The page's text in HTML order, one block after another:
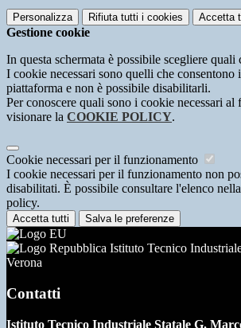
Personalizza Rifiuta tutti i cookies Accetta
Gestione cookie
In questa schermata è possibile scegliere quali
I cookie necessari sono quelli che consentono
piattaforma e non è possibile disabilitarli.
Per conoscere quali sono i cookie necessari al
visionare la COOKIE POLICY.
Cookie necessari per il funzionamento
I cookie necessari per il funzionamento non
disabilitati. È possibile consultare l'elenco
policy.
Accetta tutti Salva le preferenze
Istituto Tecnico
Verona
Contatti
Istituto Tecnico Industriale Statale G.